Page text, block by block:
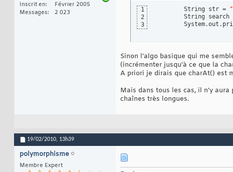
Inscrit en
Février 2005
Messages
2 023
1
2
3
	String str =
String search
Sinon l'algo basique qui me
(incrémenter jusqu'à ce que la
A priori je dirais que charAt() est
Mais dans tous les cas, il n'y
chaînes très longues.
19/02/2010, 13h39
polymorphisme
Membre Expert